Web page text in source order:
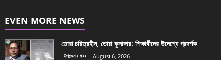
EVEN MORE NEWS
তোরা চরিত্রহীন, তোরা কুলাঙ্গার: শিক্ষার্থীদের উদেশ্যে প্রদর্শক
উপজেলার খবর August 6, 2026